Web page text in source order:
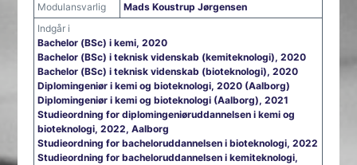
Modulansvarlig
Mads Koustrup Jørgensen
Indgår i
Bachelor (BSc) i kemi, 2020
Bachelor (BSc) i teknisk videnskab (kemiteknologi), 2020
Bachelor (BSc) i teknisk videnskab (bioteknologi), 2020
Diplomingeniør i kemi og bioteknologi, 2020 (Aalborg)
Diplomingeniør i kemi og bioteknologi (Aalborg), 2021
Studieordning for diplomingeniøruddannelsen i kemi og
bioteknologi, 2022, Aalborg
Studieordning for bacheloruddannelsen i bioteknologi, 2022
Studieordning for bacheloruddannelsen i kemiteknologi,